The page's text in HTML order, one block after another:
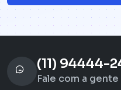
(11) 94444-
Fale com a